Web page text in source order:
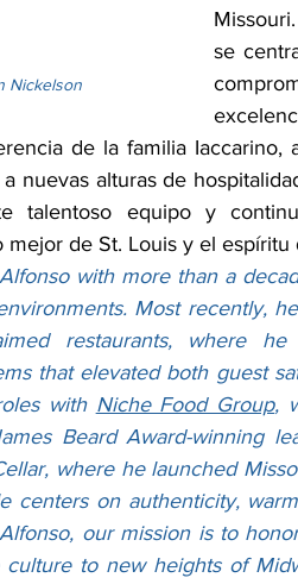
Nickelson
se
de la familia Iaccarino,
nuevas alturas de
talentoso equipo y
de St. Louis y el espíritu
with more than a
Most recently,
restaurants, where
that elevated both guest
with Niche Food Group,
Beard Award-winning
where he launched
centers on authenticity,
our mission is to
to new heights of